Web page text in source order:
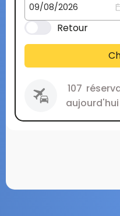
Retour
107
aujourd'hui